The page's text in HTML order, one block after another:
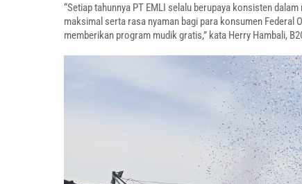
“Setiap tahunnya PT EMLI selalu berupaya konsisten
maksimal serta rasa nyaman bagi para konsumen Federal
memberikan program mudik gratis,” kata Herry Hambali,